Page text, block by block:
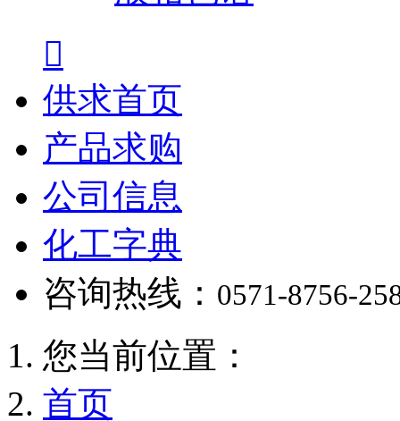

供求首页
产品求购
公司信息
化工字典
咨询热线： 0571-8756-
您当前位置：
首页